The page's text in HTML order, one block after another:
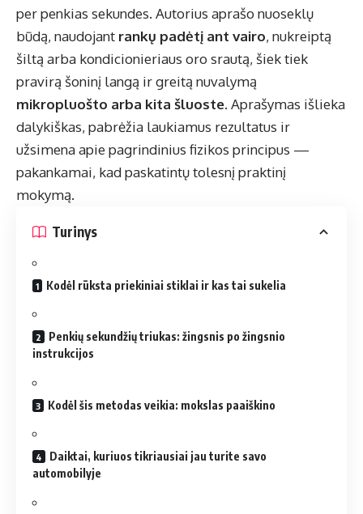
per penkias sekundes. Autorius aprašo nuoseklų
būdą, naudojant rankų padėtį ant vairo, nukreiptą
šiltą arba kondicionieriaus oro srautą, šiek tiek
pravirą šoninį langą ir greitą nuvalymą
mikropluošto arba kita šluoste. Aprašymas išlieka
dalykiškas, pabrėžia laukiamus rezultatus ir
užsimena apie pagrindinius fizikos principus —
pakankamai, kad paskatintų tolesnį praktinį
mokymą.
Turinys
Kodėl rūksta priekiniai stiklai ir kas tai sukelia
Penkių sekundžių triukas: žingsnis po žingsnio
instrukcijos
Kodėl šis metodas veikia: mokslas paaiškino
Daiktai, kuriuos tikriausiai jau turite savo
automobilyje